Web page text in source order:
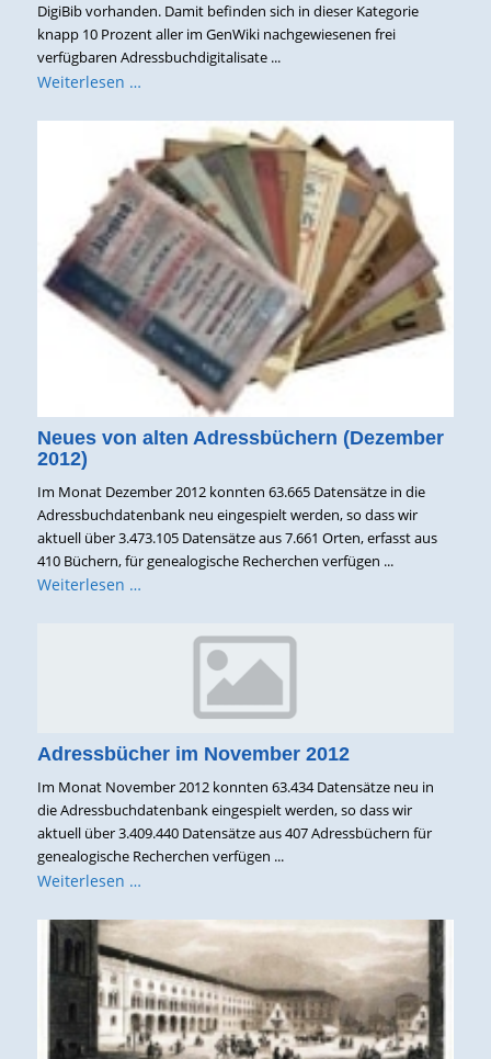
DigiBib vorhanden. Damit befinden sich in dieser Kategorie
knapp 10 Prozent aller im GenWiki nachgewiesenen frei
verfügbaren Adressbuchdigitalisate ...
Weiterlesen …
Neues von alten Adressbüchern (Dezember
2012)
Im Monat Dezember 2012 konnten 63.665 Datensätze in die
Adressbuchdatenbank neu eingespielt werden, so dass wir
aktuell über 3.473.105 Datensätze aus 7.661 Orten, erfasst aus
410 Büchern, für genealogische Recherchen verfügen ...
Weiterlesen …
Adressbücher im November 2012
Im Monat November 2012 konnten 63.434 Datensätze neu in
die Adressbuchdatenbank eingespielt werden, so dass wir
aktuell über 3.409.440 Datensätze aus 407 Adressbüchern für
genealogische Recherchen verfügen ...
Weiterlesen …